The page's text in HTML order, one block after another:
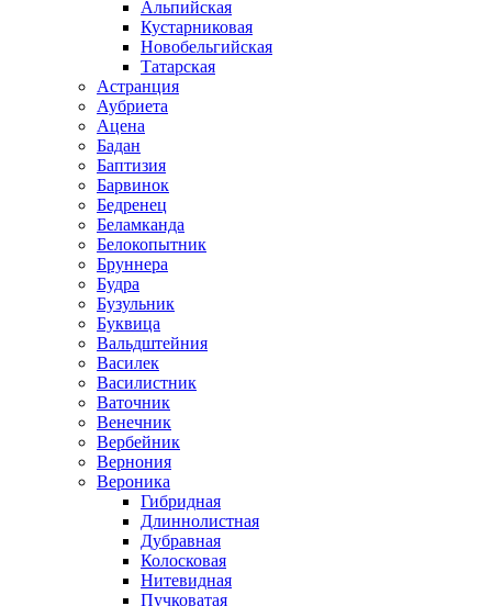
Альпийская
Кустарниковая
Новобельгийская
Татарская
Астранция
Аубриета
Ацена
Бадан
Баптизия
Барвинок
Бедренец
Беламканда
Белокопытник
Бруннера
Будра
Бузульник
Буквица
Вальдштейния
Василек
Василистник
Ваточник
Венечник
Вербейник
Вернония
Вероника
Гибридная
Длиннолистная
Дубравная
Колосковая
Нитевидная
Пучковатая